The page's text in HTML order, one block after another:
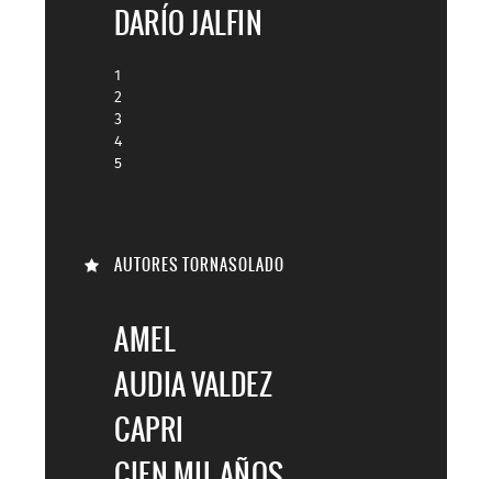
DARÍO JALFIN
1
2
3
4
5
AUTORES TORNASOLADO
AMEL
AUDIA VALDEZ
CAPRI